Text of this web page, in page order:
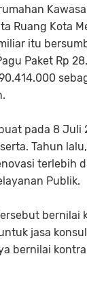
Ruang Kota
itu
Paket Rp
pada 8 Juli
Tahun
terlebih
Publik.
bernilai
jasa
bernilai